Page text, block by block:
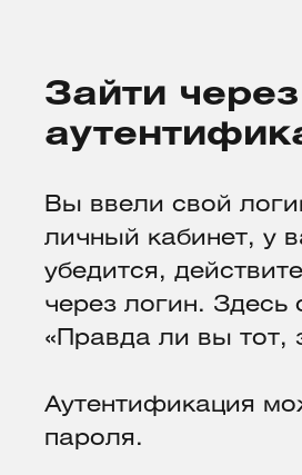
Зайти
Вы ввели свой
личный кабинет, у
убедится,
через логин. Здесь
«Правда ли вы тот,
Аутентификация
пароля.